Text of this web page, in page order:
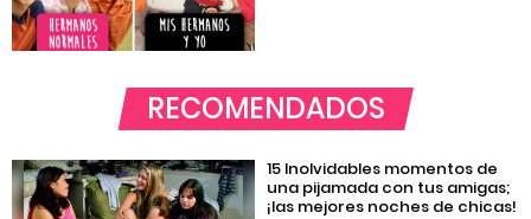
RECOMENDADOS
15 Inolvidables momentos de
una pijamada con tus amigas;
¡las mejores noches de chicas!